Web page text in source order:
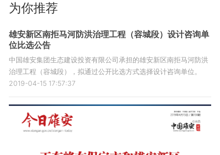
为你推荐
雄安新区南拒马河防洪治理工程（容城段）设计咨询单
位比选公告
中国雄安集团生态建设投资有限公司承担的雄安新区南拒马河防洪
治理工程（容城段），拟通过公开比选方式选择设计咨询单位。
2019-04-15 17:57:37